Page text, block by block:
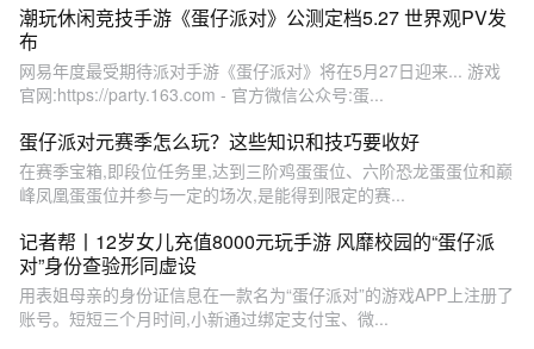
潮玩休闲竞技手游《蛋仔派对》公测定档5.27 世界观PV发
布
网易年度最受期待派对手游《蛋仔派对》将在5月27日迎来... 游戏
官网:https://party.163.com - 官方微信公众号:蛋...
蛋仔派对元赛季怎么玩？这些知识和技巧要收好
在赛季宝箱,即段位任务里,达到三阶鸡蛋蛋位、六阶恐龙蛋蛋位和巅
峰凤凰蛋蛋位并参与一定的场次,是能得到限定的赛...
记者帮丨12岁女儿充值8000元玩手游 风靡校园的“蛋仔派
对”身份查验形同虚设
用表姐母亲的身份证信息在一款名为“蛋仔派对”的游戏APP上注册了
账号。短短三个月时间,小新通过绑定支付宝、微...